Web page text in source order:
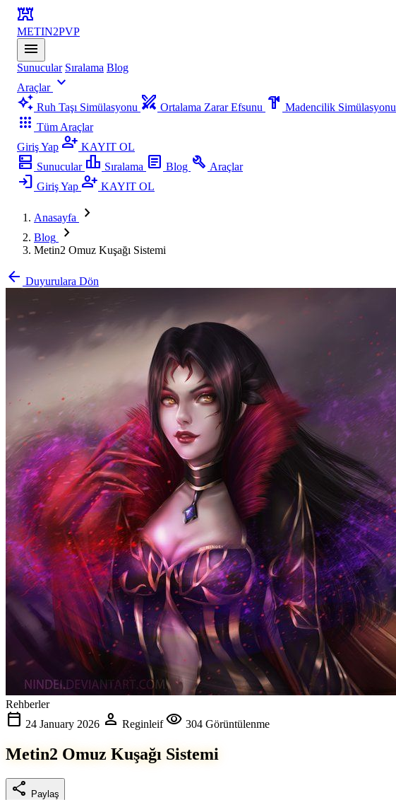
fort
METIN2PVP
menu
Sunucular Sıralama Blog
Araçlar expand_more
auto_awesome Ruh Taşı Simülasyonu swords Ortalama Zarar Efsunu hardware Madencilik Simülasyonu
apps Tüm Araçlar
Giriş Yap person_add KAYIT OL
dns Sunucular leaderboard Sıralama article Blog build Araçlar
login Giriş Yap person_add KAYIT OL
Anasayfa chevron_right
Blog chevron_right
Metin2 Omuz Kuşağı Sistemi
arrow_back Duyurulara Dön
Rehberler
calendar_today 24 January 2026 person Reginleifvisibility 304 Görüntülenme
Metin2 Omuz Kuşağı Sistemi
share Paylaş